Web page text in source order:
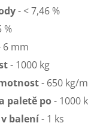
- < 7,46 %
%
6 mm
- 1000 kg
- 650 kg/
paletě po- 1000
balení- 1 ks